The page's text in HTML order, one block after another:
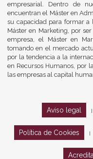
empresarial. Dentro de
encuentran el Máster en
su capacidad para formar a
Máster en Marketing, por
empresa, el Máster en
tomando en el mercado
por la tendencia a la
en Recursos Humanos, por
las empresas al capital
Aviso legal
Política de Cookies